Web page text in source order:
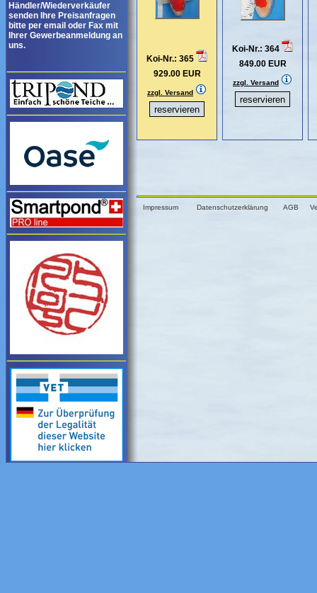
Händler/Wiederverkäufer
senden Ihre Preisanfragen
bitte per email oder Fax mit
Ihrer Gewerbeanmeldung an
uns.
Koi-Nr.: 365
929.00 EUR
zzgl. Versand
Koi-Nr.: 364
849.00 EUR
zzgl. Versand
Impressum Datenschutzerklärung AGB